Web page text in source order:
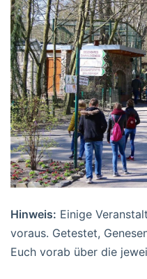
Hinweis: Einige
voraus. Getestet,
Euch vorab über die